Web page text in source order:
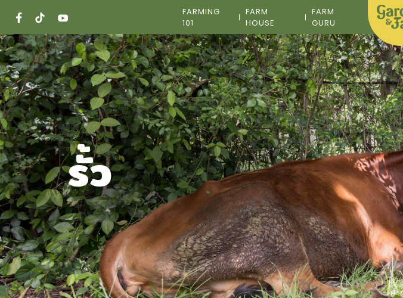
content
FARMING
101
FARM
HOUSE
FARM
GURU
รั้ว